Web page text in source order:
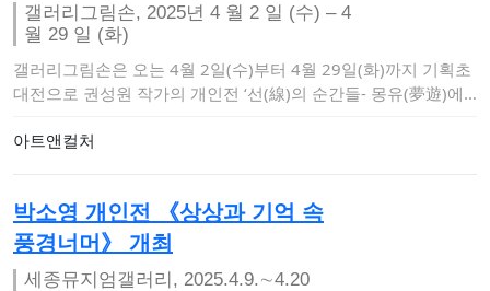
갤러리그림손, 2025년 4 월 2 일 (수) – 4
월 29 일 (화)
갤러리그림손은 오는 4월 2일(수)부터 4월 29일(화)까지 기획초
대전으로 권성원 작가의 개인전 ‘선(線)의 순간들- 몽유(夢遊)에
아트앤컬처
박소영 개인전 《상상과 기억 속
풍경너머》 개최
세종뮤지엄갤러리, 2025.4.9.∼4.20